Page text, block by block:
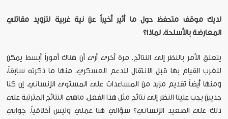
لديك موقف متحفظ حول ما أثير أخيراً عن نية غربية لتزويد مقاتلي
المعارضة بالأسلحة. لماذا؟
يتعلق الأمر بالنظر إلى النتائج. مرة أخرى أرى أن هناك أموراً أبسط يمكن
للغرب القيام بها قبل الانتقال للدعم العسكري، منها ما ذكرته سابقاً،
ومنها أيضاً تقديم مزيد من المساعدات على المستوى الإنساني. إن كنا
جديين يجب علينا النظر إلى نتائج مثل هذا الفعل. ماهي النتائج المترتبة على
ذلك على الصعيد الإنساني؟ سؤالي هنا عملي وليس أخلاقياً. جوابي